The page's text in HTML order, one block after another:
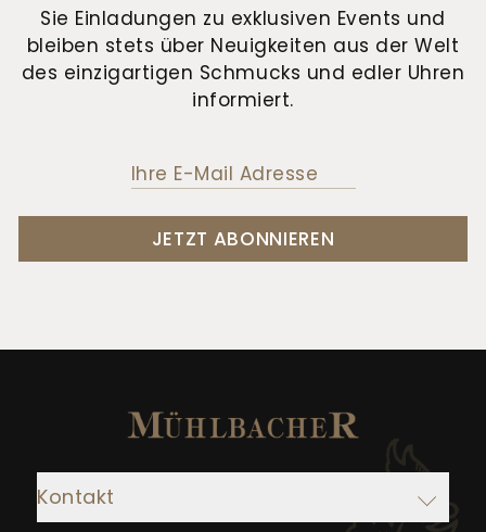
Sie Einladungen zu exklusiven Events und
bleiben stets über Neuigkeiten aus der Welt
des einzigartigen Schmucks und edler Uhren
informiert.
JETZT ABONNIEREN
Kontakt